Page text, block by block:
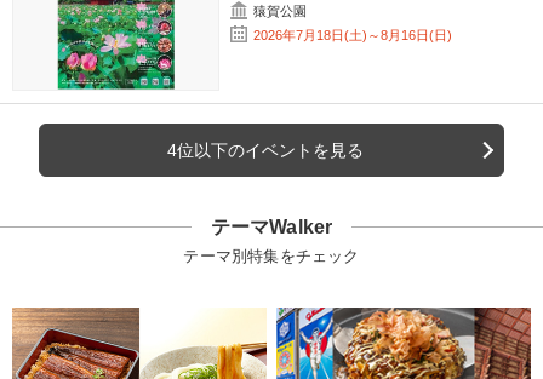
猿賀公園
2026年7月18日(土)～8月16日(日)
4位以下のイベントを見る
テーマWalker
テーマ別特集をチェック